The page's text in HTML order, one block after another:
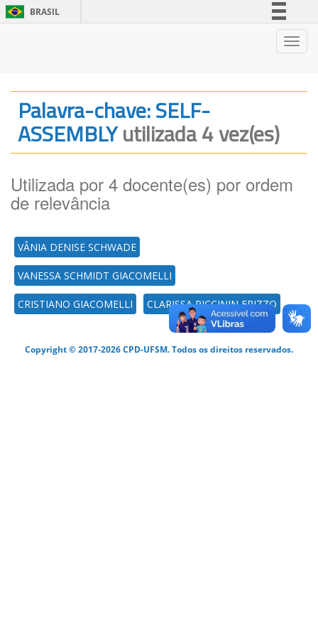
BRASIL
Canais
Palavra-chave: SELF-
ASSEMBLYutilizada 4 vez(es)
Utilizada por 4 docente(es) por ordem
de relevância
VÂNIA DENISE SCHWADE
VANESSA SCHMIDT GIACOMELLI
CRISTIANO GIACOMELLI CLARISSA PICCININ FRIZZO
Copyright © 2017-2026 CPD-UFSM. Todos os direitos reservados.